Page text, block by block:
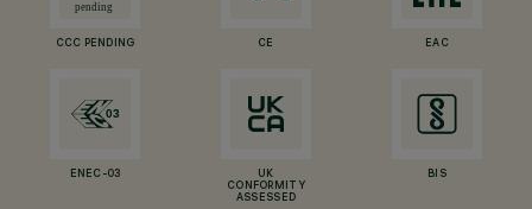
CCC PENDING CE EAC
ENEC-03
UK
CONFORMITY
ASSESSED
BIS